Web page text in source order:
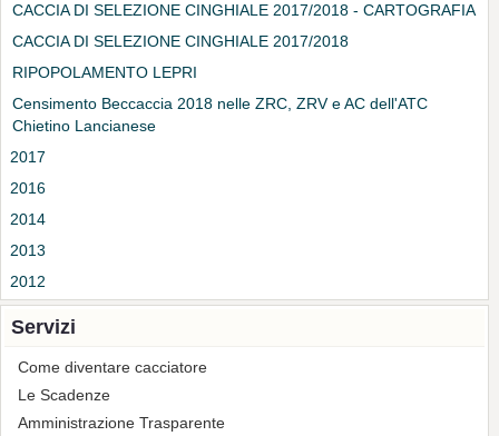
CACCIA DI SELEZIONE CINGHIALE 2017/2018 - CARTOGRAFIA
CACCIA DI SELEZIONE CINGHIALE 2017/2018
RIPOPOLAMENTO LEPRI
Censimento Beccaccia 2018 nelle ZRC, ZRV e AC dell'ATC
Chietino Lancianese
2017
2016
2014
2013
2012
Servizi
Come diventare cacciatore
Le Scadenze
Amministrazione Trasparente